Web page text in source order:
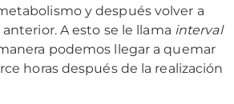
y después volver a
A esto se le llama interval
podemos llegar a quemar
horas después de la realización